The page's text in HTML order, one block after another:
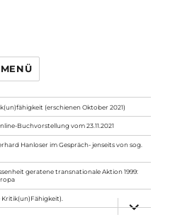
MENÜ
(erschienen Oktober 2021)
Buchvorstellung vom 23.11.2021
Hanloser im Gespräch- jenseits von sog.
geratene transnationale Aktion 1999:
anzeigen